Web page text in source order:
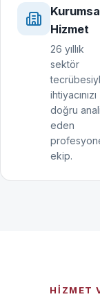
Hizmet
26 yıllık
sektör
ihtiyacınızı
doğru
eden
ekip.
HIZMET